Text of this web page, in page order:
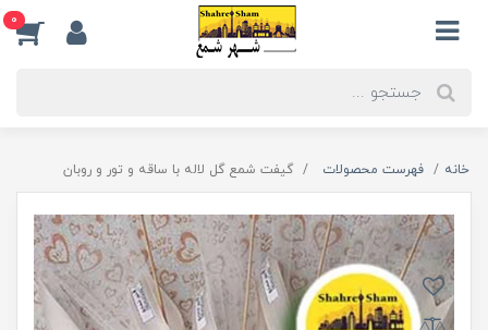
0
خانه فهرست محصولات گیفت شمع گل لاله با ساقه و تور و روبان